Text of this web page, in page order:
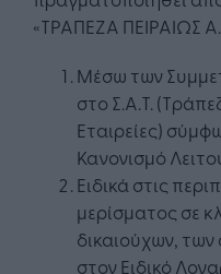
«ΤΡΑΠΕΖΑ ΠΕΙΡΑΙΩΣ
Μέσω των
στο Σ.Α.Τ.
Εταιρείες)
Κανονισμό
Ειδικά στις
μερίσματος σε
δικαιούχων, των
στον Ειδικό